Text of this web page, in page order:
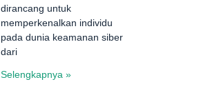
dirancang untuk
memperkenalkan individu
pada dunia keamanan siber
dari
Selengkapnya »